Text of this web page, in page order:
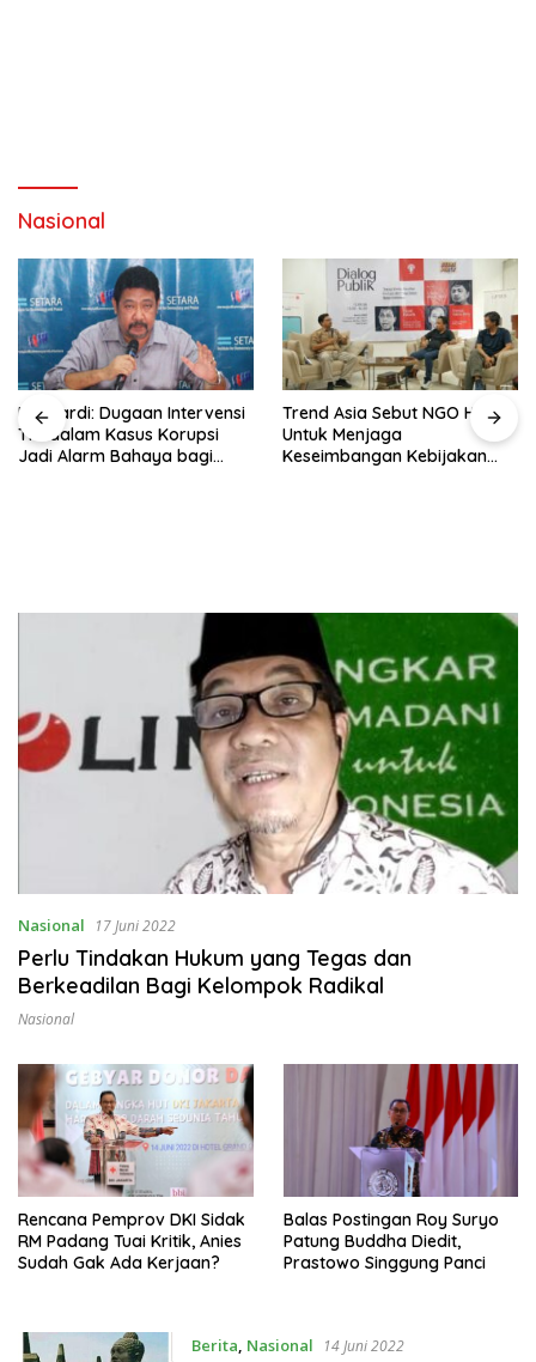
Nasional
Hendardi: Dugaan Intervensi
TNI dalam Kasus Korupsi
Jadi Alarm Bahaya bagi
Trend Asia Sebut NGO Hadir
Untuk Menjaga
Keseimbangan Kebijakan
Nasional 17 Juni 2022
Perlu Tindakan Hukum yang Tegas dan
Berkeadilan Bagi Kelompok Radikal
Nasional
Rencana Pemprov DKI Sidak
RM Padang Tuai Kritik, Anies
Sudah Gak Ada Kerjaan?
Balas Postingan Roy Suryo
Patung Buddha Diedit,
Prastowo Singgung Panci
Berita, Nasional 14 Juni 2022